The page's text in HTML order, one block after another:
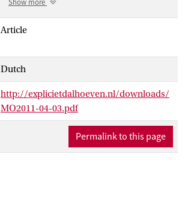
zij qua inzetbaarheid en mobiliteit zich
Echter, hun bereidheid op deze punten in
zichzelf te investeren, is veelal niet
bijzonder groot. Ons onderzoek richt zich
op factoren die van invloed zijn op de leer-
en ontwikkelbereidheid
van oudere werknemers: enerzijds interne
factoren als impliciete overtuigingen over
het nut en de noodzaak van levenslang
Show more
Article
Dutch
http://explicietdalhoeven.nl/downloads/
MO2011-04-03.pdf
Permalink to this page